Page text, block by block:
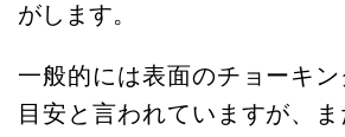
がします。
一般的には表面のチョーキ
目安と言われていますが、